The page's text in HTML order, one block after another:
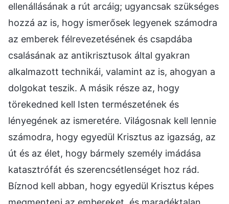
ellenállásának a rút arcáig; ugyancsak szükséges
hozzá az is, hogy ismerősek legyenek számodra
az emberek félrevezetésének és csapdába
csalásának az antikrisztusok által gyakran
alkalmazott technikái, valamint az is, ahogyan a
dolgokat teszik. A másik része az, hogy
törekedned kell Isten természetének és
lényegének az ismeretére. Világosnak kell lennie
számodra, hogy egyedül Krisztus az igazság, az
út és az élet, hogy bármely személy imádása
katasztrófát és szerencsétlenséget hoz rád.
Bíznod kell abban, hogy egyedül Krisztus képes